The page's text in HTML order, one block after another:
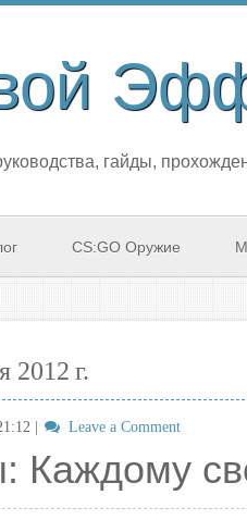
гайды,
CS:GO Оружие
2012 г.
Leave a Comment
Каждому